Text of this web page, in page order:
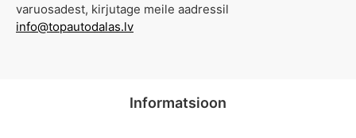
varuosadest, kirjutage meile aadressil
info@topautodalas.lv
Informatsioon